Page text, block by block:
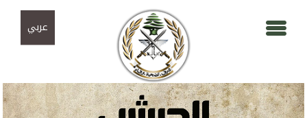
عربي